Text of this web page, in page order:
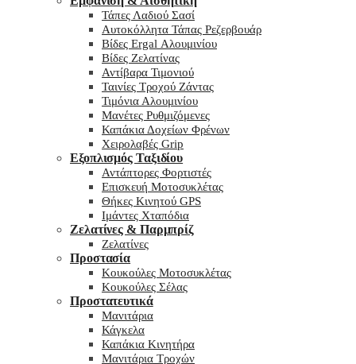
Τάπες Λαδιού Σασί
Αυτοκόλλητα Τάπας Ρεζερβουάρ
Βίδες Ergal Αλουμινίου
Βίδες Ζελατίνας
Αντίβαρα Τιμονιού
Ταινίες Τροχού Ζάντας
Τιμόνια Αλουμινίου
Μανέτες Ρυθμιζόμενες
Καπάκια Δοχείων Φρένων
Χειρολαβές Grip
Εξοπλισμός Ταξιδίου
Αντάπτορες Φορτιστές
Επισκευή Μοτοσυκλέτας
Θήκες Κινητού GPS
Ιμάντες Χταπόδια
Ζελατίνες & Παρμπρίζ
Ζελατίνες
Προστασία
Κουκούλες Μοτοσυκλέτας
Κουκούλες Σέλας
Προστατευτικά
Μανιτάρια
Κάγκελα
Καπάκια Κινητήρα
Μανιτάρια Τροχών